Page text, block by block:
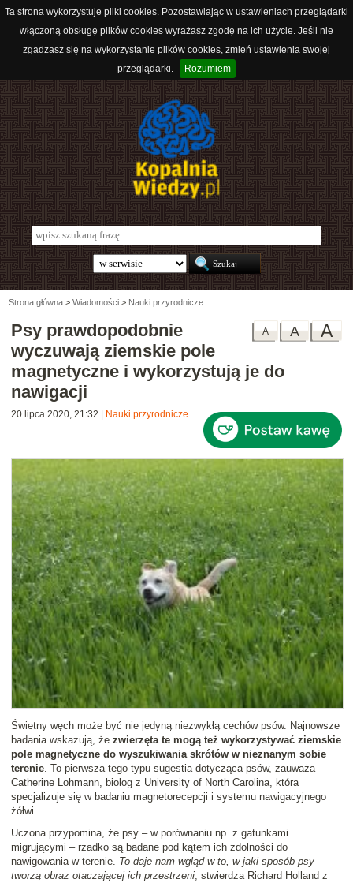
Ta strona wykorzystuje pliki cookies. Pozostawiając w ustawieniach przeglądarki
włączoną obsługę plików cookies wyrażasz zgodę na ich użycie. Jeśli nie
zgadzasz się na wykorzystanie plików cookies, zmień ustawienia swojej
przeglądarki.
Rozumiem
Strona główna > Wiadomości > Nauki przyrodnicze
A
A
A
Psy prawdopodobnie
wyczuwają ziemskie pole
magnetyczne i wykorzystują je do
nawigacji
20 lipca 2020, 21:32 Nauki przyrodnicze
Świetny węch może być nie jedyną niezwykłą cechów psów. Najnowsze
badania wskazują, że zwierzęta te mogą też wykorzystywać ziemskie
pole magnetyczne do wyszukiwania skrótów w nieznanym sobie
terenie. To pierwsza tego typu sugestia dotycząca psów, zauważa
Catherine Lohmann, biolog z University of North Carolina, która
specjalizuje się w badaniu magnetorecepcji i systemu nawigacyjnego
żółwi.
Uczona przypomina, że psy – w porównaniu np. z gatunkami
migrującymi – rzadko są badane pod kątem ich zdolności do
nawigowania w terenie. To daje nam wgląd w to, w jaki sposób psy
tworzą obraz otaczającej ich przestrzeni, stwierdza Richard Holland z